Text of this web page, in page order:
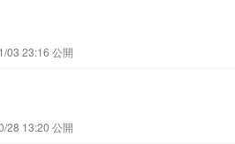
03 23:16 公開
28 13:20 公開